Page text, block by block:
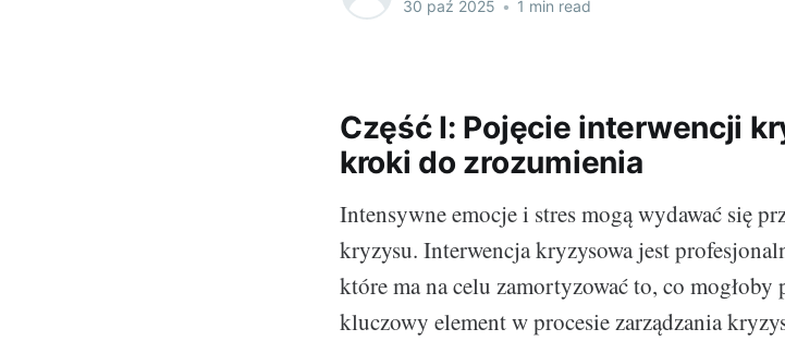
30 paź 2025 • 1 min read
Część I: Pojęcie interwencji
kroki do zrozumienia
Intensywne emocje i stres mogą wydawać się
kryzysu. Interwencja kryzysowa jest
które ma na celu zamortyzować to, co mogłoby
kluczowy element w procesie zarządzania